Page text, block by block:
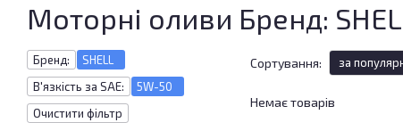
Моторні оливи Бренд:
Сортування: за
Немає товарів
Бренд:
SHELL
В'язкість за SAE:
5W-50
Очистити фільтр